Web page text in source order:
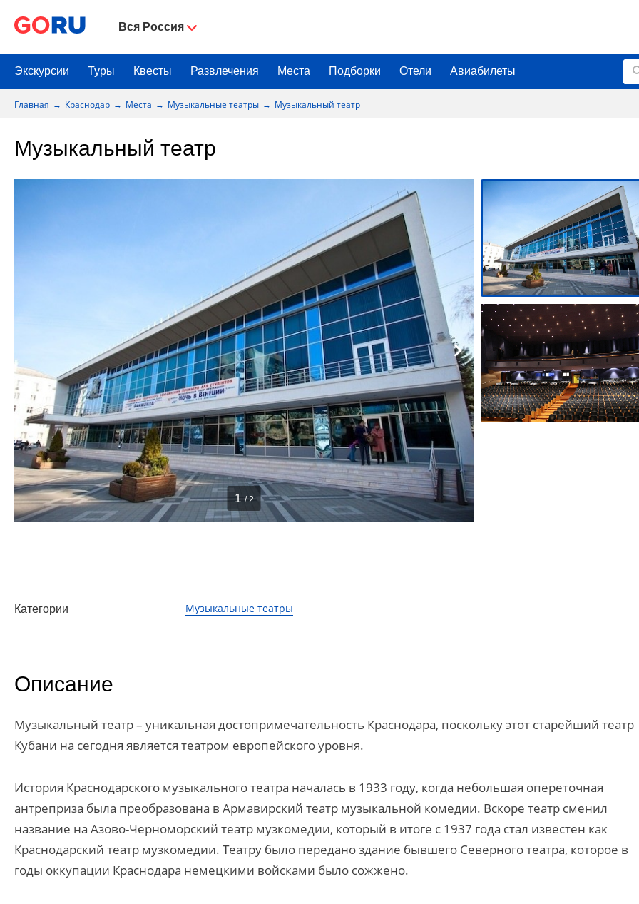
Вся Россия
Экскурсии Туры Квесты Развлечения Места Подборки Отели Авиабилеты
Главная Краснодар Места Музыкальные театры Музыкальный театр
Музыкальный театр
1 / 2
Категории Музыкальные театры
Описание
Музыкальный театр – уникальная достопримечательность Краснодара, поскольку этот старейший театр
Кубани на сегодня является театром европейского уровня.
История Краснодарского музыкального театра началась в 1933 году, когда небольшая опереточная
антреприза была преобразована в Армавирский театр музыкальной комедии. Вскоре театр сменил
название на Азово-Черноморский театр музкомедии, который в итоге с 1937 года стал известен как
Краснодарский театр музкомедии. Театру было передано здание бывшего Северного театра, которое в
годы оккупации Краснодара немецкими войсками было сожжено.